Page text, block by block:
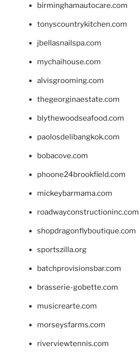
birminghamautocare.com
tonyscountrykitchen.com
jbellasnailspa.com
mychaihouse.com
alvisgrooming.com
thegeorginaestate.com
blythewoodseafood.com
paolosdelibangkok.com
bobacove.com
phoone24brookfield.com
mickeybarmama.com
roadwayconstructioninc.com
shopdragonflyboutique.com
sportszilla.org
batchprovisionsbar.com
brasserie-gobette.com
musicrearte.com
morseysfarms.com
riverviewtennis.com